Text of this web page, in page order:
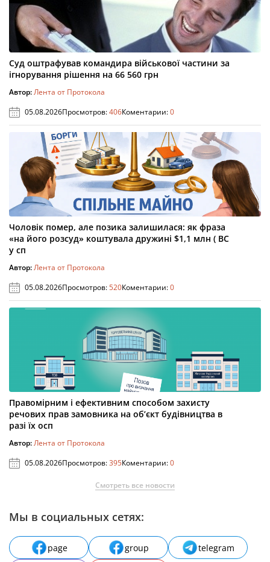
Суд оштрафував командира військової частини за
ігнорування рішення на 66 560 грн
Автор:Лента от Протокола
05.08.2026Просмотров:406Коментарии:0
Чоловік помер, але позика залишилася: як фраза
«на його розсуд» коштувала дружині $1,1 млн ( ВС
у сп
Автор:Лента от Протокола
05.08.2026Просмотров:520Коментарии:0
Правомірним і ефективним способом захисту
речових прав замовника на об’єкт будівництва в
разі їх осп
Автор:Лента от Протокола
05.08.2026Просмотров:395Коментарии:0
Смотреть все новости
Мы в социальных сетях:
page group
telegram